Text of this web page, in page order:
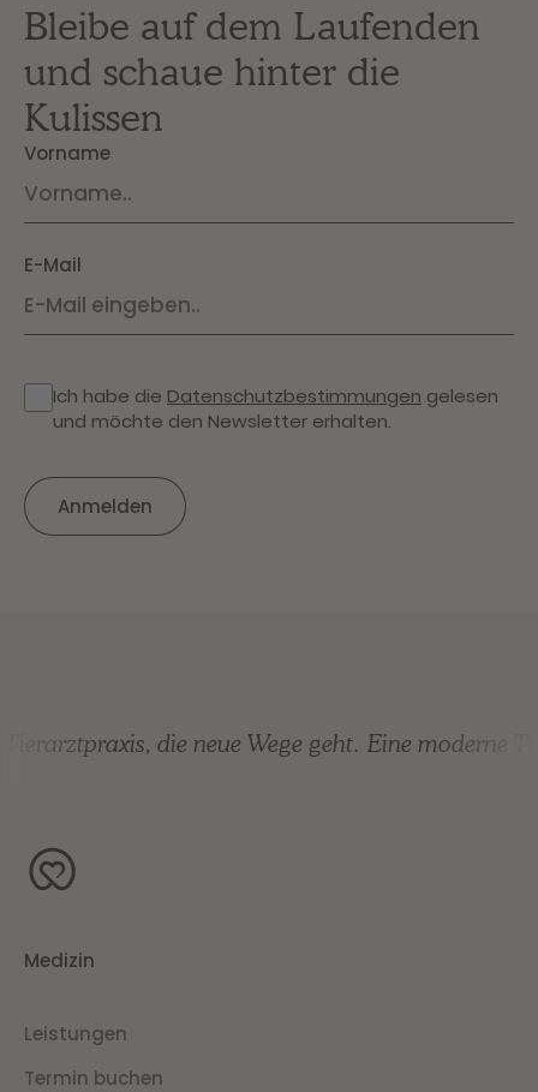
Bleibe auf dem Laufenden
und schaue hinter die
Kulissen
Vorname
E-Mail
Ich habe die Datenschutzbestimmungen gelesen
und möchte den Newsletter erhalten.
die neue Wege geht. Eine moderne
Medizin
Leistungen
Termin buchen